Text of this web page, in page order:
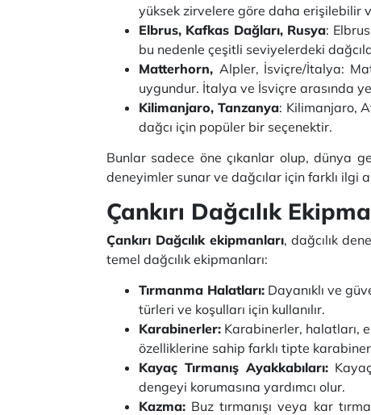
yüksek zirvelere göre daha erişilebilir
Elbrus, Kafkas Dağları, Rusya:
bu nedenle çeşitli seviyelerdeki
Matterhorn, Alpler, İsviçre/İtalya:
uygundur. İtalya ve İsviçre arasında
Kilimanjaro, Tanzanya: Kilimanjaro,
dağcı için popüler bir seçenektir.
Bunlar sadece öne çıkanlar olup, dünya
deneyimler sunar ve dağcılar için farklı ilgi
Çankırı Dağcılık
Çankırı Dağcılık ekipmanları, dağcılık
temel dağcılık ekipmanları:
Tırmanma Halatları: Dayanıklı ve
türleri ve koşulları için kullanılır.
Karabinerler: Karabinerler, halatları,
özelliklerine sahip farklı tipte
Kayaç Tırmanış Ayakkabıları:Kayaç
dengeyi korumasına yardımcı olur.
Kazma: Buz tırmanışı veya kar